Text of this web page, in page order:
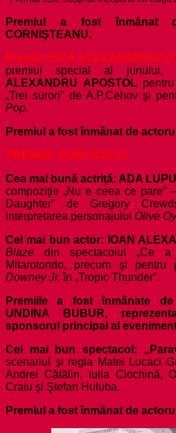
Premiul a fost înmânat
CORNIŞTEANU.
Premiul SICĂ ALEXANDRESCU
premiul special al juriului,
ALEXANDRU APOSTOL
„Trei surori” de A.P.Cehov şi
Pop.
Premiul a fost înmânat de
PREMIUL PUBLICULUI
Cea mai bună actriţă: ADA LUPU
compoziţie „Nu e ceea ce pare”
Daughter” de Gregory
interpretarea personajului Olive
Cel mai bun actor: IOAN
Blaze din spectacolul „Ce
Mitarotondo, precum şi pentru
Downey Jr.în „Tropic Thunder”.
Premiile a fost înmânate
UNDINA BUBUR,
sponsorul principal al
Cel mai bun spectacol:
scenariul şi regia Matei Lucaci
Andrei Cătălin, Iulia Ciochină,
Craiu şi Ştefan Huluba.
Premiul a fost înmânat de